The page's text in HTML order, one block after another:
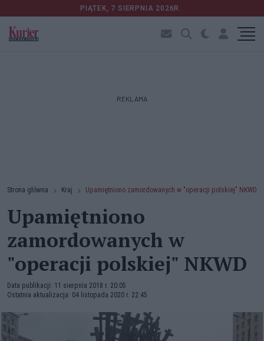
PIĄTEK, 7 SIERPNIA 2026R.
REKLAMA
Strona główna Kraj Upamiętniono zamordowanych w "operacji polskiej" NKWD
Upamiętniono
zamordowanych w
"operacji polskiej" NKWD
Data publikacji: 11 sierpnia 2018 r. 20:05
Ostatnia aktualizacja: 04 listopada 2020 r. 22:45